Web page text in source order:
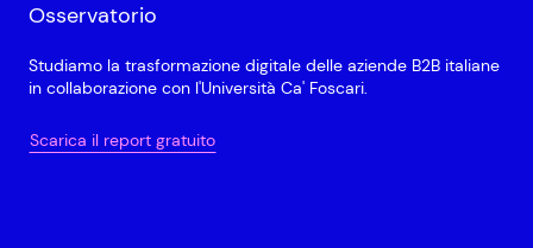
Osservatorio
Studiamo la trasformazione digitale delle aziende B2B italiane
in collaborazione con l'Università Ca' Foscari.
Scarica il report gratuito